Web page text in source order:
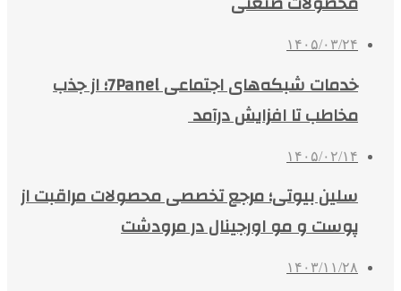
۱۴۰۵/۰۳/۲۴
خدمات شبکه‌های اجتماعی 7Panel؛ از جذب
مخاطب تا افزایش درآمد
۱۴۰۵/۰۲/۱۴
سلین بیوتی؛ مرجع تخصصی محصولات مراقبت از
پوست و مو اورجینال در مرودشت
۱۴۰۳/۱۱/۲۸